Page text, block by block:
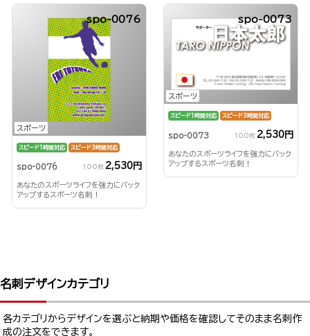
スポーツ
spo-0076
スピード1時間対応 スピード3時間対応
spo-0076 100枚 2,530円
あなたのスポーツライフを強力にバック
アップするスポーツ名刺！
スポーツ
spo-0073
スピード1時間対応 スピード3時間対応
spo-0073 100枚 2,530円
あなたのスポーツライフを強力にバック
アップするスポーツ名刺！
名刺デザインカテゴリ
各カテゴリからデザインを選ぶと納期や価格を確認してそのまま名刺作
成の注文をできます。